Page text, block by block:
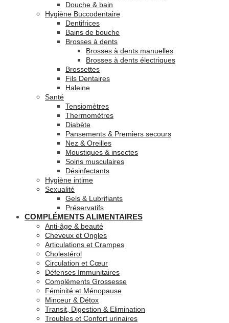
Douche & bain
Hygiène Buccodentaire
Dentifrices
Bains de bouche
Brosses à dents
Brosses à dents manuelles
Brosses à dents électriques
Brossettes
Fils Dentaires
Haleine
Santé
Tensiomètres
Thermomètres
Diabète
Pansements & Premiers secours
Nez & Oreilles
Moustiques & insectes
Soins musculaires
Désinfectants
Hygiène intime
Sexualité
Gels & Lubrifiants
Préservatifs
COMPLÉMENTS ALIMENTAIRES
Anti-âge & beauté
Cheveux et Ongles
Articulations et Crampes
Cholestérol
Circulation et Cœur
Défenses Immunitaires
Compléments Grossesse
Féminité et Ménopause
Minceur & Détox
Transit, Digestion & Elimination
Troubles et Confort urinaires